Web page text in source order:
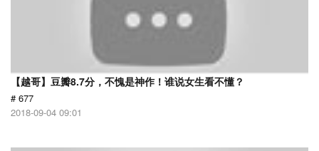
【越哥】豆瓣8.7分，不愧是神作！谁说女生看不懂？
# 677
2018-09-04 09:01